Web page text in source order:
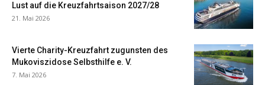
Lust auf die Kreuzfahrtsaison 2027/28
21. Mai 2026
Vierte Charity-Kreuzfahrt zugunsten des
Mukoviszidose Selbsthilfe e. V.
7. Mai 2026